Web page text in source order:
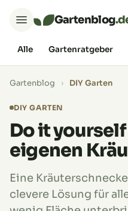
Gartenblog
Alle Gartenratgeber
Gartenblog › DIY Garten
DIY GARTEN
Do it
eigenen
Eine
clevere Lösung für